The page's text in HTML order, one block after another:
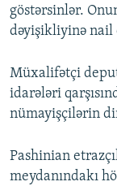
göstərsinlər.
dəyişikliyinə nail
Müxalifətçi
idarələri
nümayişçilərin
Pashinian
meydanındakı